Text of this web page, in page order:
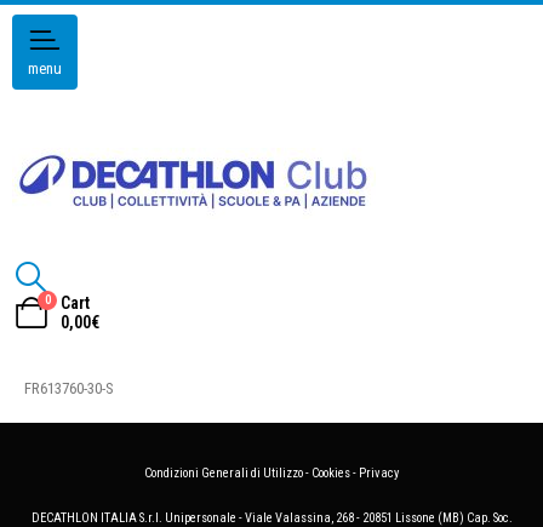
menu
0
Cart
0,00€
FR613760-30-S
Condizioni Generali di Utilizzo- Cookies- Privacy
DECATHLON ITALIA S.r.l. Unipersonale - Viale Valassina, 268 - 20851 Lissone (MB) Cap. Soc.